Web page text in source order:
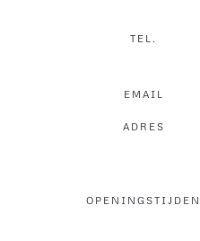
TEL.
EMAIL
ADRES
OPENINGSTIJDEN